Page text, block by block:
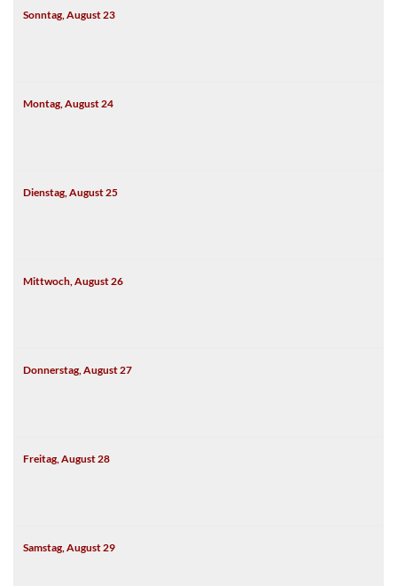
Sonntag, August 23
Montag, August 24
Dienstag, August 25
Mittwoch, August 26
Donnerstag, August 27
Freitag, August 28
Samstag, August 29